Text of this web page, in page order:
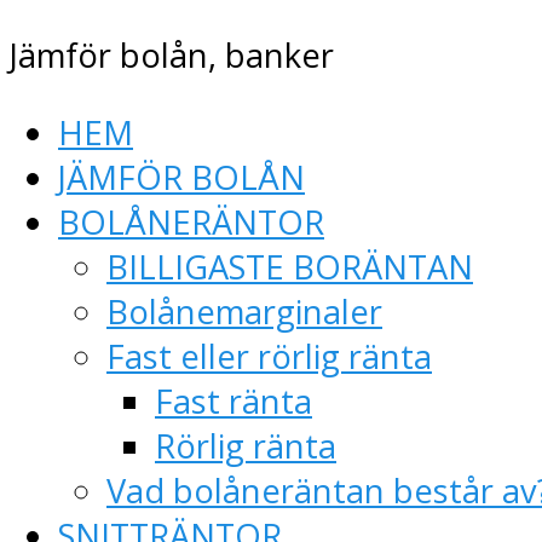
Jämför bolån, banker
HEM
JÄMFÖR BOLÅN
BOLÅNERÄNTOR
BILLIGASTE BORÄNTAN
Bolånemarginaler
Fast eller rörlig ränta
Fast ränta
Rörlig ränta
Vad bolåneräntan består